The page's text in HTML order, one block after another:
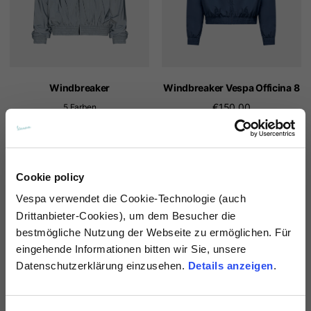
Cookie policy
Vespa verwendet die Cookie-Technologie (auch
Drittanbieter-Cookies), um dem Besucher die
bestmögliche Nutzung der Webseite zu ermöglichen. Für
eingehende Informationen bitten wir Sie, unsere
Datenschutzerklärung einzusehen. Details anzeigen.
Windbreaker
5 Farben
Windbreaker Vespa Officina 8
€150.00
NEU NEU